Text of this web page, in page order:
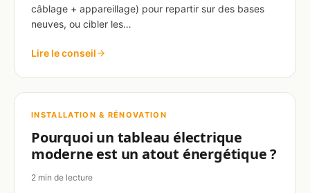
câblage + appareillage) pour repartir sur des bases
neuves, ou cibler les…
Lire le conseil
INSTALLATION & RÉNOVATION
Pourquoi un tableau électrique
moderne est un atout énergétique ?
2 min de lecture